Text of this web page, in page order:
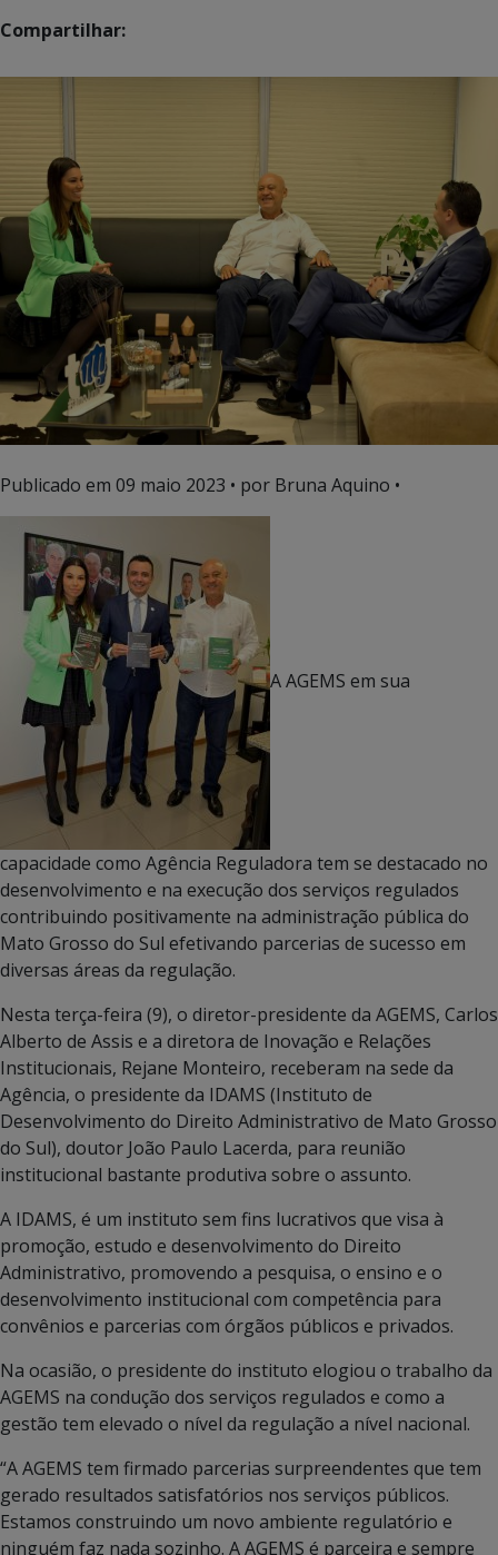
Compartilhar:
Publicado em 09 maio 2023 • por Bruna Aquino •
A AGEMS em sua
capacidade como Agência Reguladora tem se destacado no
desenvolvimento e na execução dos serviços regulados
contribuindo positivamente na administração pública do
Mato Grosso do Sul efetivando parcerias de sucesso em
diversas áreas da regulação.
Nesta terça-feira (9), o diretor-presidente da AGEMS, Carlos
Alberto de Assis e a diretora de Inovação e Relações
Institucionais, Rejane Monteiro, receberam na sede da
Agência, o presidente da IDAMS (Instituto de
Desenvolvimento do Direito Administrativo de Mato Grosso
do Sul), doutor João Paulo Lacerda, para reunião
institucional bastante produtiva sobre o assunto.
A IDAMS, é um instituto sem fins lucrativos que visa à
promoção, estudo e desenvolvimento do Direito
Administrativo, promovendo a pesquisa, o ensino e o
desenvolvimento institucional com competência para
convênios e parcerias com órgãos públicos e privados.
Na ocasião, o presidente do instituto elogiou o trabalho da
AGEMS na condução dos serviços regulados e como a
gestão tem elevado o nível da regulação a nível nacional.
“A AGEMS tem firmado parcerias surpreendentes que tem
gerado resultados satisfatórios nos serviços públicos.
Estamos construindo um novo ambiente regulatório e
ninguém faz nada sozinho. A AGEMS é parceira e sempre